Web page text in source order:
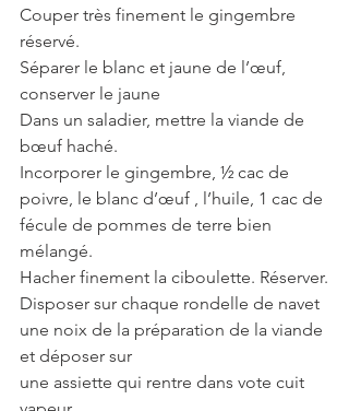
Couper très finement le gingembre
réservé.
Séparer le blanc et jaune de l’œuf,
conserver le jaune
Dans un saladier, mettre la viande de
bœuf haché.
Incorporer le gingembre, ½ cac de
poivre, le blanc d’œuf , l’huile, 1 cac de
fécule de pommes de terre bien
mélangé.
Hacher finement la ciboulette. Réserver.
Disposer sur chaque rondelle de navet
une noix de la préparation de la viande
et déposer sur
une assiette qui rentre dans vote cuit